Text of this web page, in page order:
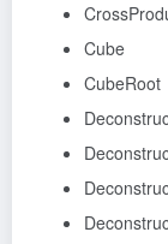
Cube
CubeRoot